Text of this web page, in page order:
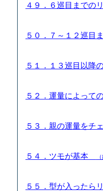
４９．６巡目までの
５０．７～１２巡目
５１．１３巡目以降
５２．運量によって
５３．親の運量をチ
５４．ツモが基本
５５．型が入ったら